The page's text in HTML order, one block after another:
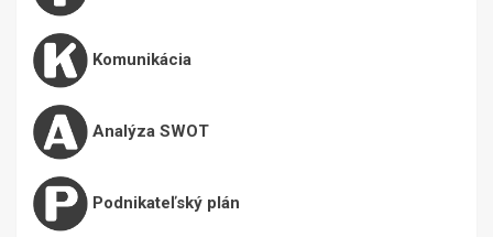
Komunikácia
Analýza SWOT
Podnikateľský plán